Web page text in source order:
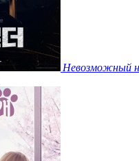
Невозможный